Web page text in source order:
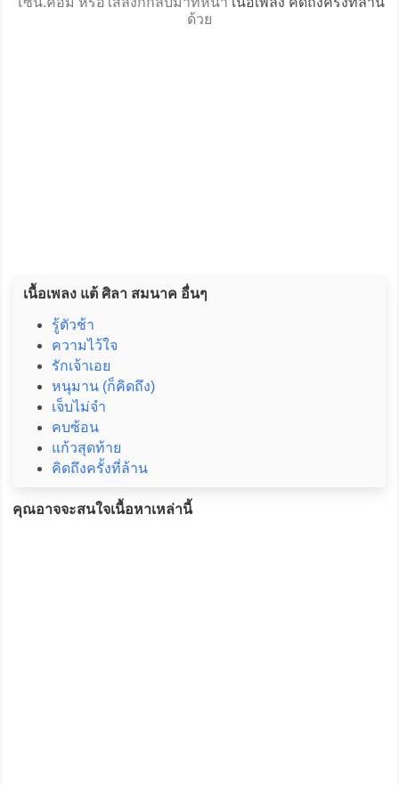
ด้วย
เนื้อเพลง แต้ ศิลา สมนาค อื่นๆ
รู้ตัวช้า
ความไว้ใจ
รักเจ้าเอย
หนุมาน (ก็คิดถึง)
เจ็บไม่จำ
คบซ้อน
แก้วสุดท้าย
คิดถึงครั้งที่ล้าน
คุณอาจจะสนใจเนื้อหาเหล่านี้